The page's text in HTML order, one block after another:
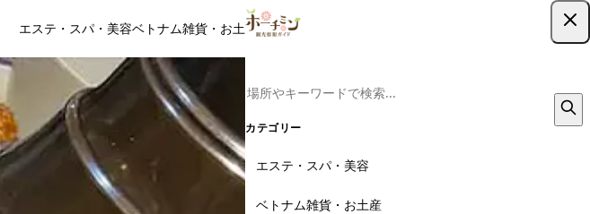
エステ・スパ・美容ベトナム雑貨・お土産レストラン
カテゴリー
エステ・スパ・美容
ベトナム雑貨・お土産